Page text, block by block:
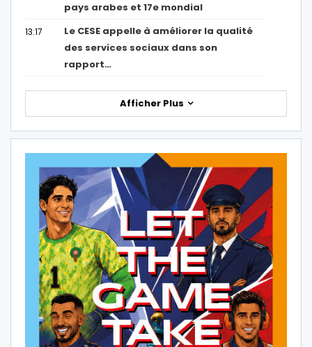
pays arabes et 17e mondial
13:17
Le CESE appelle à améliorer la qualité
des services sociaux dans son
rapport…
Afficher Plus